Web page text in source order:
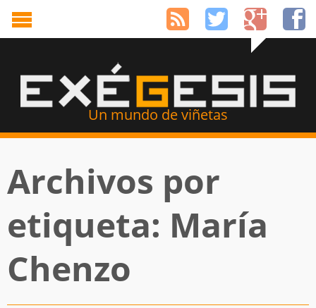
Un mundo de viñetas
Archivos por
etiqueta: María
Chenzo